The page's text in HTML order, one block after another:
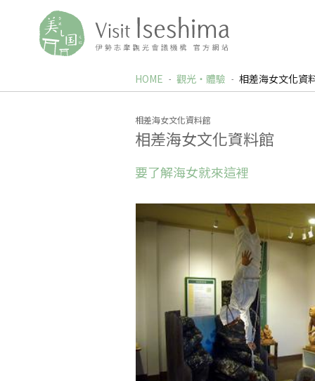
HOME 觀光‧體驗 相差海女文化資
相差海女文化資料館
相差海女文化資料館
要了解海女就來這裡